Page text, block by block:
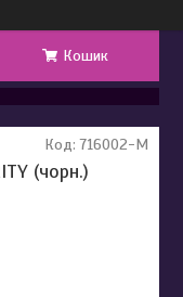
Кошик
(чорн.)
Код:716002-M